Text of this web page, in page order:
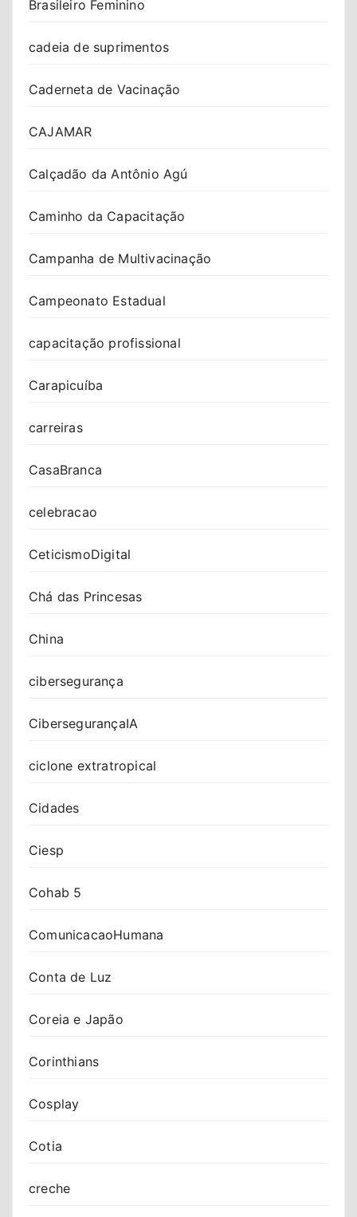
Brasileiro Feminino
cadeia de suprimentos
Caderneta de Vacinação
CAJAMAR
Calçadão da Antônio Agú
Caminho da Capacitação
Campanha de Multivacinação
Campeonato Estadual
capacitação profissional
Carapicuíba
carreiras
CasaBranca
celebracao
CeticismoDigital
Chá das Princesas
China
cibersegurança
CibersegurançaIA
ciclone extratropical
Cidades
Ciesp
Cohab 5
ComunicacaoHumana
Conta de Luz
Coreia e Japão
Corinthians
Cosplay
Cotia
creche